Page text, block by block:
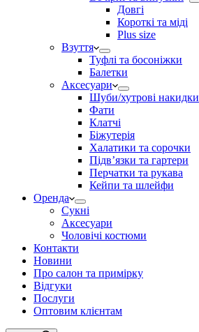
Довгі
Короткі та міді
Plus size
Взуття
Туфлі та босоніжки
Балетки
Аксесуари
Шуби/хутрові накидки
Фати
Клатчі
Біжутерія
Халатики та сорочки
Підвʼязки та гартери
Перчатки та рукава
Кейпи та шлейфи
Оренда
Сукні
Аксесуари
Чоловічі костюми
Контакти
Новини
Про салон та примірку
Відгуки
Послуги
Оптовим клієнтам